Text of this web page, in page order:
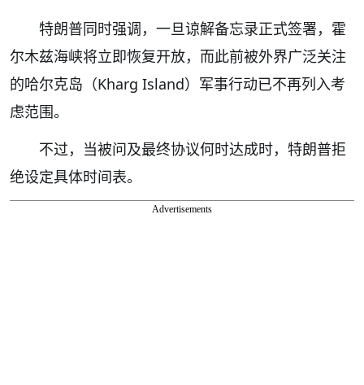
特朗普同时强调，一旦谅解备忘录正式签署，霍
尔木兹海峡将立即恢复开放，而此前被外界广泛关注
的哈尔克岛（Kharg Island）军事行动已不再列入考
虑范围。
不过，当被问及最终协议何时达成时，特朗普拒
绝设定具体时间表。
Advertisements